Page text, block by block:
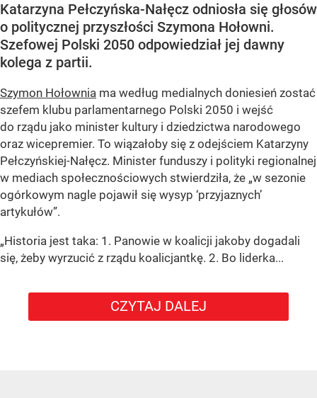
Katarzyna Pełczyńska-Nałęcz odniosła się głosów
o politycznej przyszłości Szymona Hołowni.
Szefowej Polski 2050 odpowiedział jej dawny
kolega z partii.
Szymon Hołownia ma według medialnych doniesień zostać
szefem klubu parlamentarnego Polski 2050 i wejść
do rządu jako minister kultury i dziedzictwa narodowego
oraz wicepremier. To wiązałoby się z odejściem Katarzyny
Pełczyńskiej-Nałęcz. Minister funduszy i polityki regionalnej
w mediach społecznościowych stwierdziła, że „w sezonie
ogórkowym nagle pojawił się wysyp ‘przyjaznych’
artykułów”.
„Historia jest taka: 1. Panowie w koalicji jakoby dogadali
się, żeby wyrzucić z rządu koalicjantkę. 2. Bo liderka...
CZYTAJ DALEJ